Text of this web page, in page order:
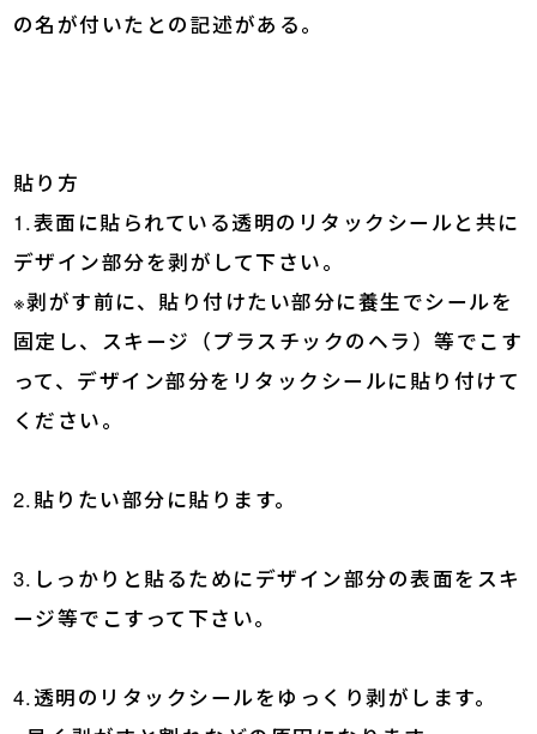
の名が付いたとの記述がある。
貼り方
1.表面に貼られている透明のリタックシールと共に
デザイン部分を剥がして下さい。
※剥がす前に、貼り付けたい部分に養生でシールを
固定し、スキージ（プラスチックのヘラ）等でこす
って、デザイン部分をリタックシールに貼り付けて
ください。
2.貼りたい部分に貼ります。
3.しっかりと貼るためにデザイン部分の表面をスキ
ージ等でこすって下さい。
4.透明のリタックシールをゆっくり剥がします。